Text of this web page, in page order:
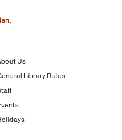
Us
Library Rules